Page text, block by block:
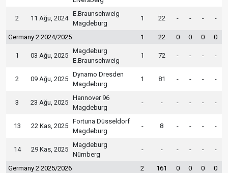
2 11 Ağu, 2024
E.Braunschweig
Magdeburg
1 22 - - - -
Germany 2 2024/2025 1 22 0 0 0 0
1 03 Ağu, 2025
Magdeburg
E.Braunschweig
1 72 - - - -
2 09 Ağu, 2025
Dynamo Dresden
Magdeburg
1 81 - - - -
3 23 Ağu, 2025
Hannover 96
Magdeburg
- - - - - -
13 22 Kas, 2025
Fortuna Düsseldorf
Magdeburg
- 8 - - - -
14 29 Kas, 2025
Magdeburg
Nürnberg
- - - - - -
Germany 2 2025/2026 2 161 0 0 0 0